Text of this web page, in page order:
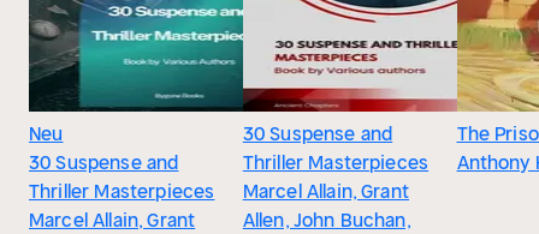
Neu
30 Suspense and
Thriller Masterpieces
Marcel Allain, Grant
30 Suspense and
Thriller Masterpieces
Marcel Allain, Grant
Allen, John Buchan,
The
Anthony